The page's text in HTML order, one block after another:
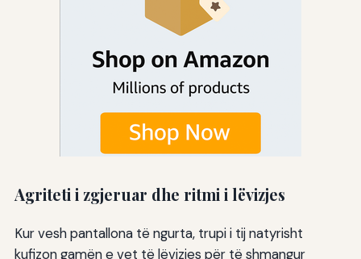
Agriteti i zgjeruar dhe ritmi i lëvizjes
Kur vesh pantallona të ngurta, trupi i tij natyrisht
kufizon gamën e vet të lëvizjes për të shmangur